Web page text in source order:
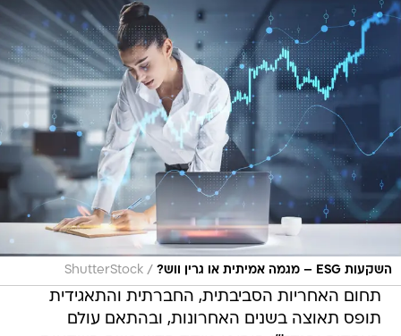
השקעות ESG – מגמה אמיתית או גרין ווש? /
ShutterStock
תחום האחריות הסביבתית, החברתית והתאגידית
תופס תאוצה בשנים האחרונות, ובהתאם עולם